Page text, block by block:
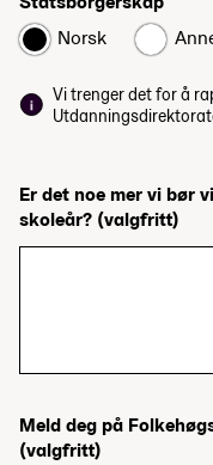
Norsk
Vi trenger det for å
Er det noe mer vi bør
skoleår? (valgfritt)
Meld deg på
(valgfritt)